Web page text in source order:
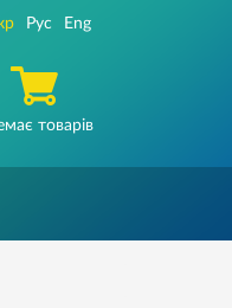
Рус Eng
товарів